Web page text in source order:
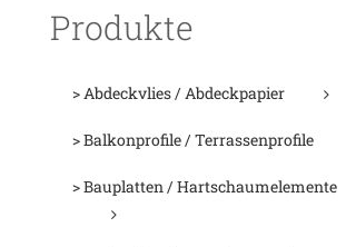
Produkte
> Abdeckvlies / Abdeckpapier
> Balkonprofile / Terrassenprofile
> Bauplatten / Hartschaumelemente